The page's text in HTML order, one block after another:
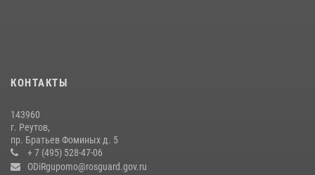
18 июля 2026, 07:03
сотрудников спецподразделений в преодолении полосы
препятствий со стрельбой
14 июля 2026, 15:13
КОНТАКТЫ
143960
г. Реутов,
пр. Братьев Фоминых д. 5
+ 7 (495) 528-47-06
ODiRgupomo@rosguard.gov.ru